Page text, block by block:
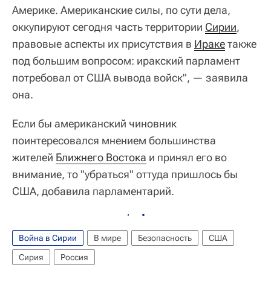
Америке. Американские силы, по сути дела,
оккупируют сегодня часть территории Сирии,
правовые аспекты их присутствия в Иракетакже
под большим вопросом: иракский парламент
потребовал от США вывода войск", — заявила
она.
Если бы американский чиновник
поинтересовался мнением большинства
жителей Ближнего Востока и принял его во
внимание, то "убраться" оттуда пришлось бы
США, добавила парламентарий.
Война в Сирии В мире Безопасность
США
Сирия
Россия